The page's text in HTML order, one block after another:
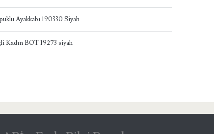
Ayakkabı 190330 Siyah
Kadın BOT 19273 siyah